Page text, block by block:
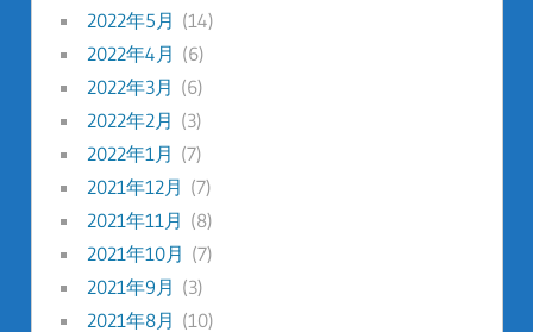
2022年5月 (14)
2022年4月 (6)
2022年3月 (6)
2022年2月 (3)
2022年1月 (7)
2021年12月 (7)
2021年11月 (8)
2021年10月 (7)
2021年9月 (3)
2021年8月 (10)